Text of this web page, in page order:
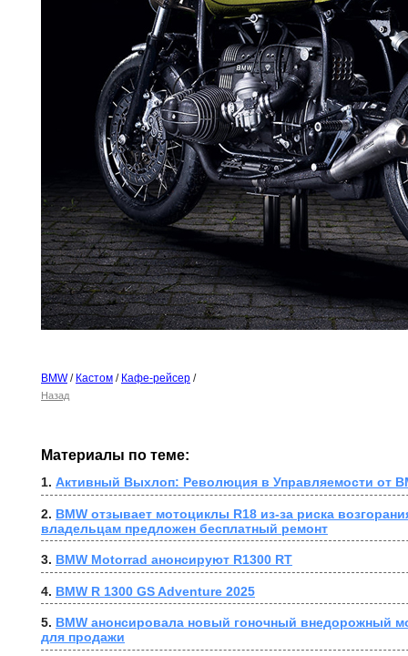
BMW/ Кастом / Кафе-рейсер /
Назад
Материалы по теме:
1. Активный Выхлоп: Революция в Управляемости от
2. BMW отзывает мотоциклы R18 из-за риска
владельцам предложен бесплатный ремонт
3. BMW Motorrad анонсируют R1300 RT
4. BMW R 1300 GS Adventure 2025
5. BMW анонсировала новый гоночный внедорожный
для продажи